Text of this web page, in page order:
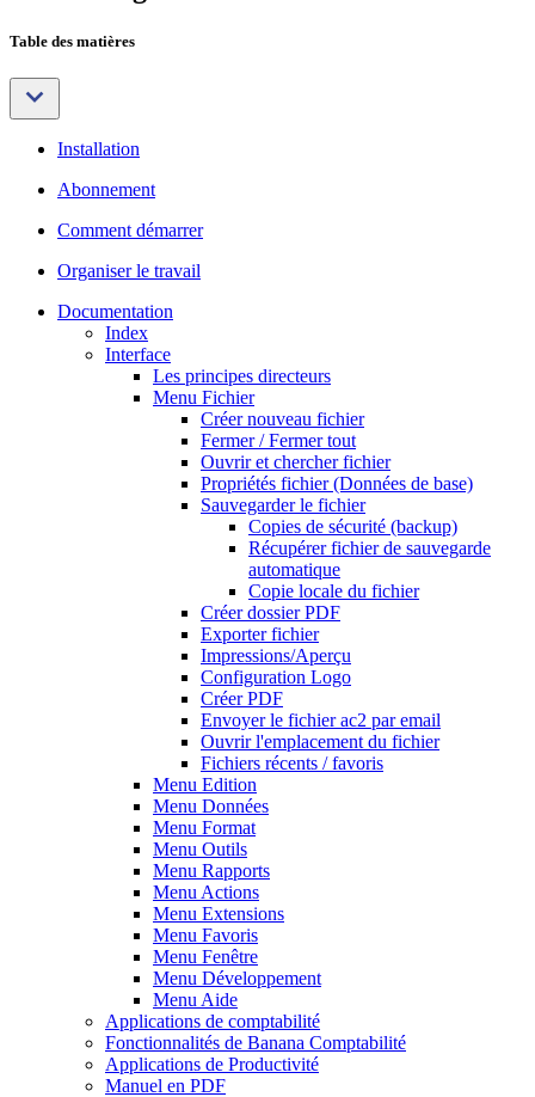
Table des matières
Installation
Abonnement
Comment démarrer
Organiser le travail
Documentation
Index
Interface
Les principes directeurs
Menu Fichier
Créer nouveau fichier
Fermer / Fermer tout
Ouvrir et chercher fichier
Propriétés fichier (Données de base)
Sauvegarder le fichier
Copies de sécurité (backup)
Récupérer fichier de sauvegarde
automatique
Copie locale du fichier
Créer dossier PDF
Exporter fichier
Impressions/Aperçu
Configuration Logo
Créer PDF
Envoyer le fichier ac2 par email
Ouvrir l'emplacement du fichier
Fichiers récents / favoris
Menu Edition
Menu Données
Menu Format
Menu Outils
Menu Rapports
Menu Actions
Menu Extensions
Menu Favoris
Menu Fenêtre
Menu Développement
Menu Aide
Applications de comptabilité
Fonctionnalités de Banana Comptabilité
Applications de Productivité
Manuel en PDF